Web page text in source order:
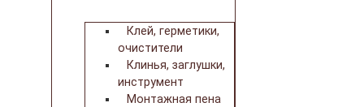
Клей, герметики,
очистители
Клинья, заглушки,
инструмент
Монтажная пена